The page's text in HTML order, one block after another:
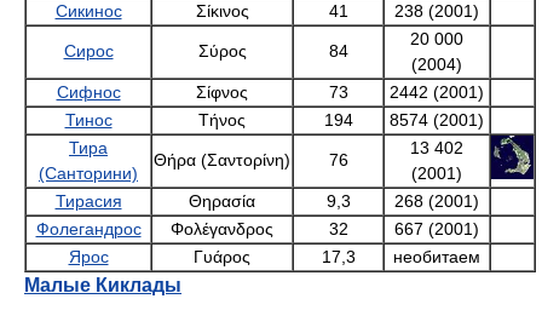
Тира
Θήρα
76
Фолегандрос
Φολέγανδρος
Ярос
Γυάρος
Малые Киклады